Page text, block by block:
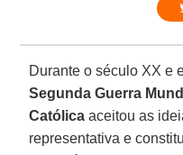
Durante o século XX e
Segunda Guerra
Católica aceitou as
representativa e